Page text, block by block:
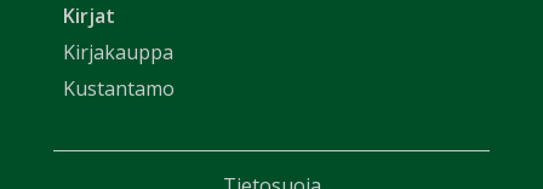
Kirjat
Kirjakauppa
Kustantamo